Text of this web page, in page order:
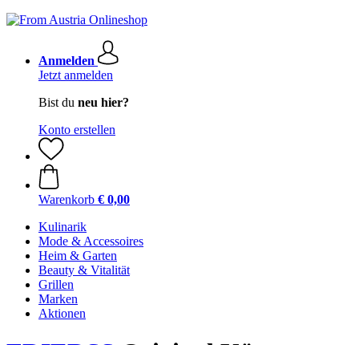
Anmelden
Jetzt anmelden
Bist du neu hier?
Konto erstellen
Warenkorb € 0,00
Kulinarik
Mode & Accessoires
Heim & Garten
Beauty & Vitalität
Grillen
Marken
Aktionen